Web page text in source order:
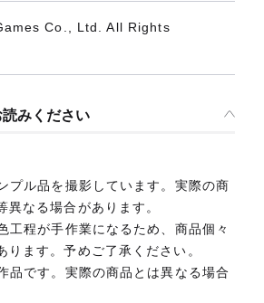
Co., Ltd. All Rights
みください
プル品を撮影しています。実際の商
異なる場合があります。
工程が手作業になるため、商品個々
ります。予めご了承ください。
品です。実際の商品とは異なる場合